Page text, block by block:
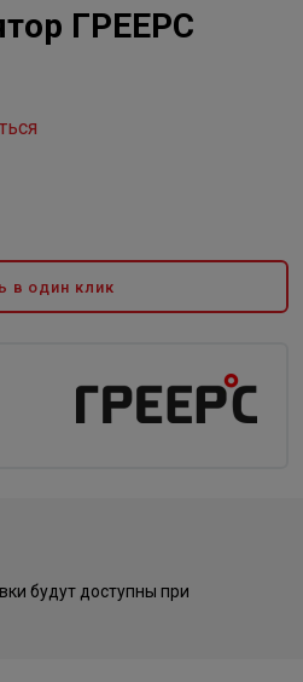
ГРЕЕРС
в один клик
будут доступны при